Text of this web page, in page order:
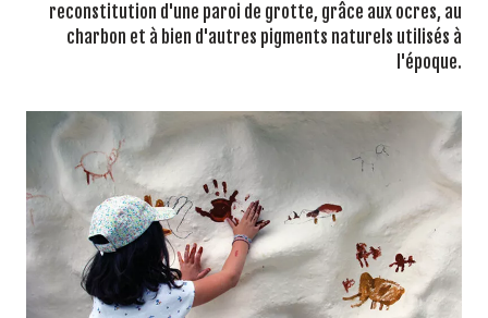
reconstitution d'une paroi de grotte, grâce aux ocres, au
charbon et à bien d'autres pigments naturels utilisés à
l'époque.